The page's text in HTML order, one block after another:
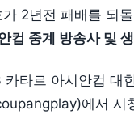
2년전 패배를 되
컵 중계 방송사 및
타르 아시안컵 대
에서 시